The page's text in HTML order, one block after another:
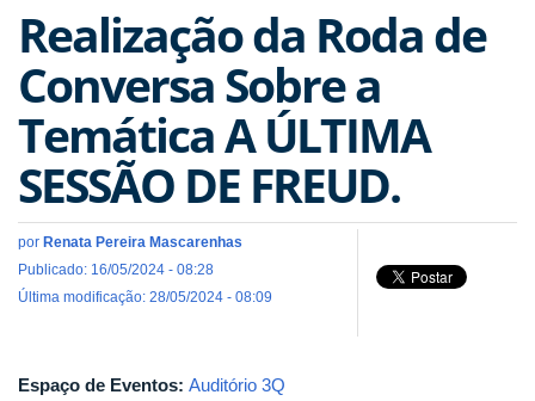
Realização da Roda de
Conversa Sobre a
Temática A ÚLTIMA
SESSÃO DE FREUD.
por Renata Pereira Mascarenhas
Publicado: 16/05/2024 - 08:28
Última modificação: 28/05/2024 - 08:09
Espaço de Eventos: Auditório 3Q